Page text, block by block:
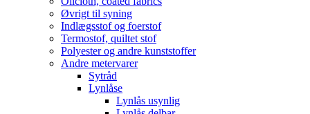
Øvrigt til syning
Indlægsstof og foerstof
Termostof, quiltet stof
Polyester og andre kunststoffer
Andre metervarer
Sytråd
Lynlåse
Lynlås usynlig